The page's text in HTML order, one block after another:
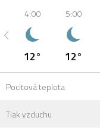
4:00
12°
5:00
12°
Pocitová teplota
Tlak vzduchu